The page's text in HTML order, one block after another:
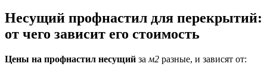
Несущий профнастил для перекрытий:
от чего зависит его стоимость
Цены на профнастил несущий за м2 разные, и зависят от: